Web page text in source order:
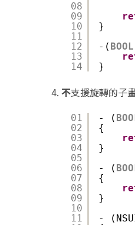
08
09
10
11
12
13
14
}
-( BOOL
}
不支援旋轉的子
01
02
03
04
05
06
07
08
09
10
11
- (
{
}
- (
{
}
-